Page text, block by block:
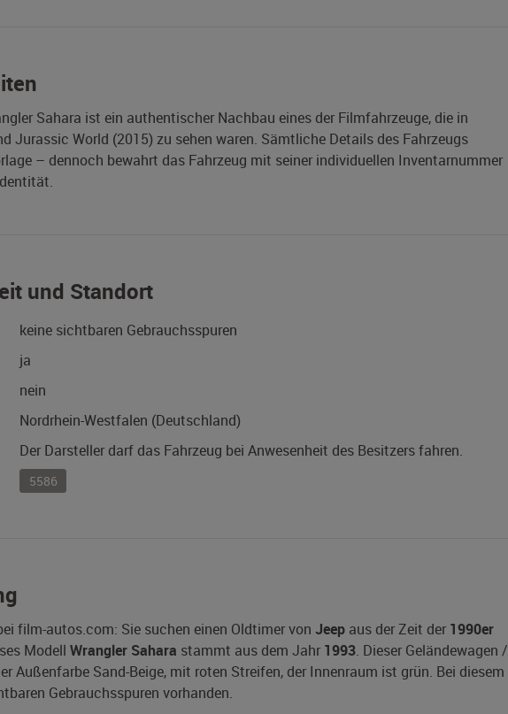
Sahara ist ein authentischer Nachbau eines der Filmfahrzeuge, die in
Jurassic World (2015) zu sehen waren. Sämtliche Details des Fahrzeugs
– dennoch bewahrt das Fahrzeug mit seiner individuellen Inventarnummer
und Standort
keine sichtbaren Gebrauchsspuren
ja
nein
Nordrhein-Westfalen (Deutschland)
Der Darsteller darf das Fahrzeug bei Anwesenheit des Besitzers fahren.
5586
film-autos.com: Sie suchen einen Oldtimer von Jeep aus der Zeit der 1990er
Modell Wrangler Sahara stammt aus dem Jahr 1993. Dieser Geländewagen /
Außenfarbe Sand-Beige, mit roten Streifen, der Innenraum ist grün. Bei diesem
Gebrauchsspuren vorhanden.